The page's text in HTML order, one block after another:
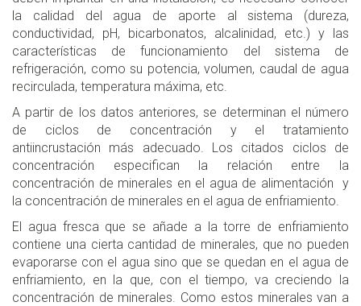
la calidad del agua de aporte al sistema (dureza,
conductividad, pH, bicarbonatos, alcalinidad, etc.) y las
características de funcionamiento del sistema de
refrigeración, como su potencia, volumen, caudal de agua
recirculada, temperatura máxima, etc.
A partir de los datos anteriores, se determinan el número
de ciclos de concentración y el tratamiento
antiincrustación más adecuado. Los citados ciclos de
concentración especifican la relación entre la
concentración de minerales en el agua de alimentación y
la concentración de minerales en el agua de enfriamiento.
El agua fresca que se añade a la torre de enfriamiento
contiene una cierta cantidad de minerales, que no pueden
evaporarse con el agua sino que se quedan en el agua de
enfriamiento, en la que, con el tiempo, va creciendo la
concentración de minerales. Como estos minerales van a